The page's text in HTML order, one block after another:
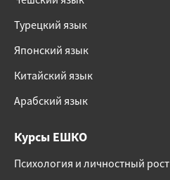
Турецкий язык
Японский язык
Китайский язык
Арабский язык
Курсы ЕШКО
Психология и личностный рост